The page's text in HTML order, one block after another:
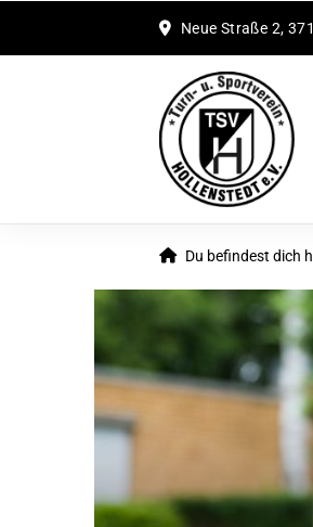
Neue Straße 2,
Du befindest dich